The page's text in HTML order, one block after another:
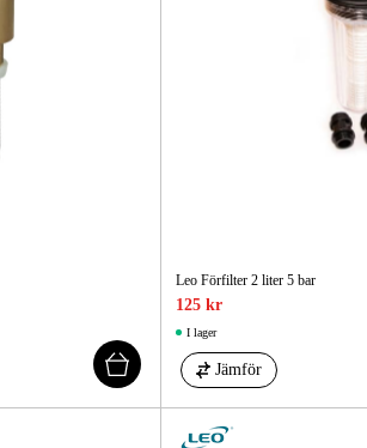
Leo Förfilter 2 liter 5 bar
125 kr
I lager
Jämför